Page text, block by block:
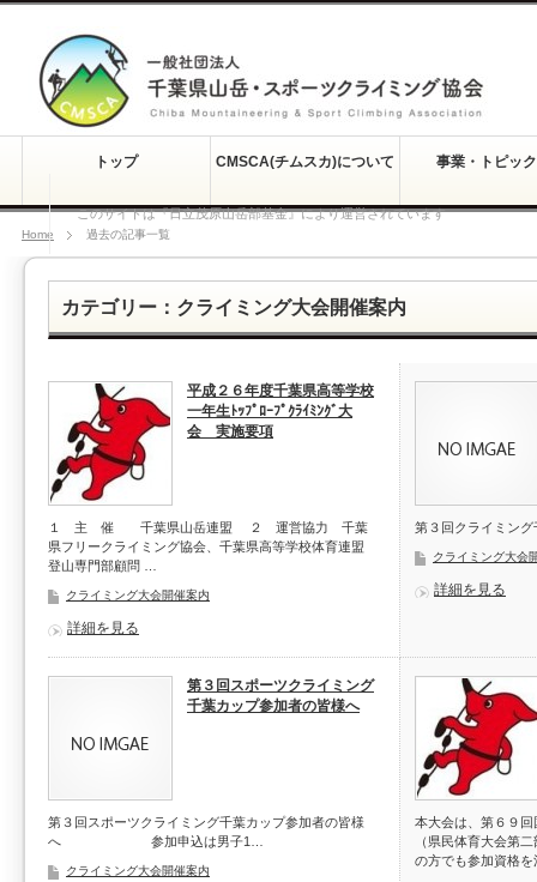
このサイトは『日立茂原山岳部基金』により運営されています
トップ CMSCA(チムスカ)について 事業・トピッ
Home 過去の記事一覧
カテゴリー：クライミング大会開催案内
平成２６年度千葉県高等学校
一年生ﾄｯﾌﾟﾛｰﾌﾟｸﾗｲﾐﾝｸﾞ大
会 実施要項
１ 主 催 千葉県山岳連盟 ２ 運営協力 千葉
県フリークライミング協会、千葉県高等学校体育連盟
登山専門部顧問 …
クライミング大会開催案内
詳細を見る
第３回クライミン
クライミング大会
詳細を見る
第３回スポーツクライミング
千葉カップ参加者の皆様へ
第３回スポーツクライミング千葉カップ参加者の皆様
へ 参加申込は男子1…
クライミング大会開催案内
本大会は、第６９
（県民体育大会第
の方でも参加資格